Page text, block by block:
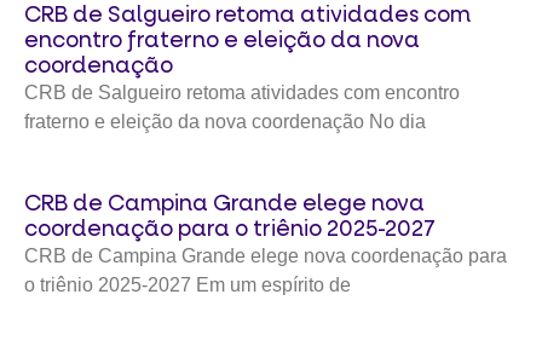
CRB de Salgueiro retoma atividades com
encontro fraterno e eleição da nova
coordenação
CRB de Salgueiro retoma atividades com encontro
fraterno e eleição da nova coordenação No dia
CRB de Campina Grande elege nova
coordenação para o triênio 2025-2027
CRB de Campina Grande elege nova coordenação para
o triênio 2025-2027 Em um espírito de